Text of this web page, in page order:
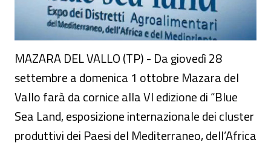
MAZARA DEL VALLO (TP) - Da giovedì 28
settembre a domenica 1 ottobre Mazara del
Vallo farà da cornice alla VI edizione di “Blue
Sea Land, esposizione internazionale dei cluster
produttivi dei Paesi del Mediterraneo, dell’Africa